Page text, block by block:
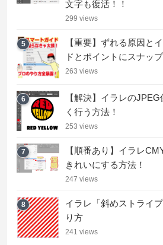
文字も復活！！
299 views
5
【重要】ずれる原因と
ドとポイントにスナッ
263 views
6
【解決】イラレの
く行う方法！
253 views
7
【順番あり】イラレ
きれいにする方法！
247 views
8
イラレ「斜めストライ
り方
241 views